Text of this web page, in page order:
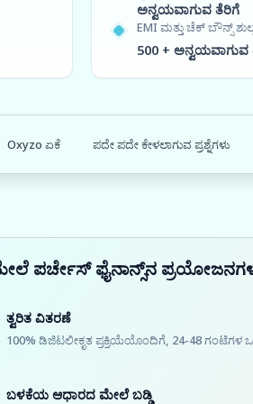
ಅನ್ವಯವಾಗುವ ತೆರಿಗೆ
EMI ಮತ್ತು ಚೆಕ್ ಬೌನ್ಸ್
500 + ಅನ್ವಯವಾಗುವ
Oxyzo ಏಕೆ ಪದೇ ಪದೇ ಕೇಳಲಾಗುವ ಪ್ರಶ್ನೆಗಳು
ಪರ್ಚೇಸ್ ಫೈನಾನ್ಸ್‌ನ
ತ್ವರಿತ ವಿತರಣೆ
100% ಡಿಜಿಟಲೀಕೃತ ಪ್ರಕ್ರಿಯೆಯೊಂದಿಗೆ, 24-48
ಬಳಕೆಯ ಆಧಾರದ ಮೇಲೆ ಬಡ್ಡಿ